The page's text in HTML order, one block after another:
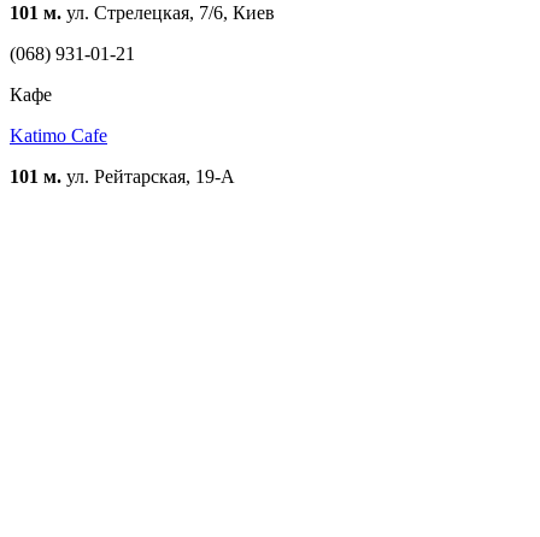
101 м. ул. Стрелецкая, 7/6, Киев
(068) 931-01-21
Кафе
Katimo Cafe
101 м. ул. Рейтарская, 19-А